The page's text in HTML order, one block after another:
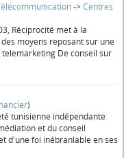
->Centres
Réciprocité met à la
moyens reposant sur une
De conseil sur
)
tunisienne indépendante
et du conseil
d'une foi inébranlable en ses